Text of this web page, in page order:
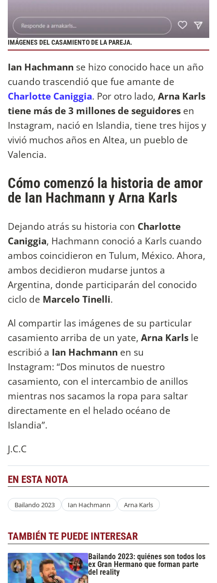
IMÁGENES DEL CASAMIENTO DE LA PAREJA.
Ian Hachmann se hizo conocido hace un año
cuando trascendió que fue amante de
Charlotte Caniggia. Por otro lado, Arna Karls
tiene más de 3 millones de seguidores en
Instagram, nació en Islandia, tiene tres hijos y
vivió muchos años en Altea, un pueblo de
Valencia.
Cómo comenzó la historia de amor
de Ian Hachmann y Arna Karls
Dejando atrás su historia con Charlotte
Caniggia, Hachmann conoció a Karls cuando
ambos coincidieron en Tulum, México. Ahora,
ambos decidieron mudarse juntos a
Argentina, donde participarán del conocido
ciclo de Marcelo Tinelli.
Al compartir las imágenes de su particular
casamiento arriba de un yate, Arna Karls le
escribió a Ian Hachmann en su
Instagram: “Dos minutos de nuestro
casamiento, con el intercambio de anillos
mientras nos sacamos la ropa para saltar
directamente en el helado océano de
Islandia”.
J.C.C
EN ESTA NOTA
Bailando 2023 Ian Hachmann Arna Karls
TAMBIÉN TE PUEDE INTERESAR
Bailando 2023: quiénes son todos los
ex Gran Hermano que forman parte
del reality